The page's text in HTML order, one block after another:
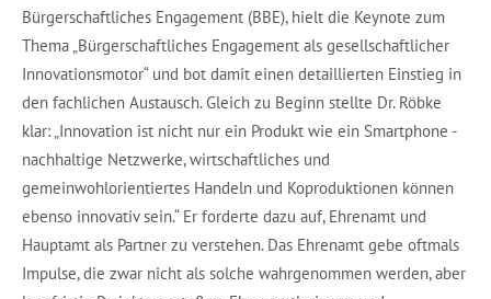
Bürgerschaftliches Engagement (BBE), hielt die Keynote zum
Thema „Bürgerschaftliches Engagement als gesellschaftlicher
Innovationsmotor“ und bot damit einen detaillierten Einstieg in
den fachlichen Austausch. Gleich zu Beginn stellte Dr. Röbke
klar: „Innovation ist nicht nur ein Produkt wie ein Smartphone -
nachhaltige Netzwerke, wirtschaftliches und
gemeinwohlorientiertes Handeln und Koproduktionen können
ebenso innovativ sein.“ Er forderte dazu auf, Ehrenamt und
Hauptamt als Partner zu verstehen. Das Ehrenamt gebe oftmals
Impulse, die zwar nicht als solche wahrgenommen werden, aber